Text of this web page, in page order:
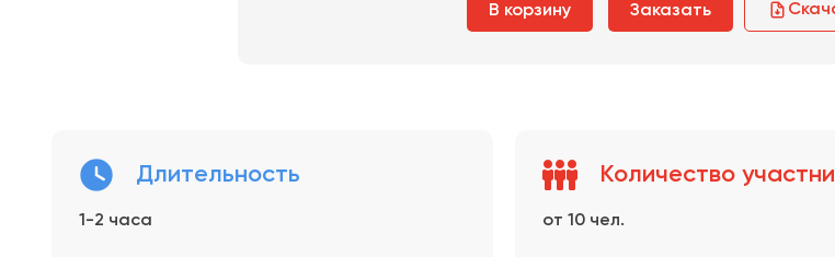
В корзину Заказать
Длительность
1-2 часа
Количество
от 10 чел.